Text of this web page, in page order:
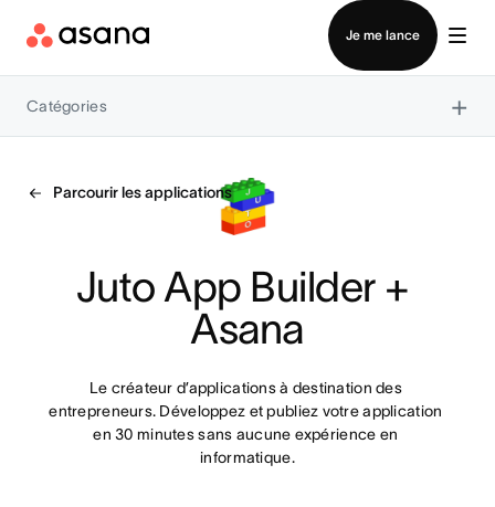
Je me lance
Contacter le service commercial
Catégories ×
Parcourir les applications
Juto App Builder +
Asana
Le créateur d’applications à destination des
entrepreneurs. Développez et publiez votre application
en 30 minutes sans aucune expérience en
informatique.